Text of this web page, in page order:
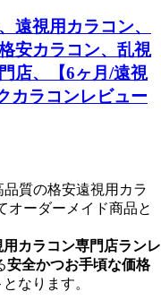
遠視用カラコン、
安カラコン、乱視
店、【6ヶ月/遠視
カラコンレビュー
品質の格安遠視用カラ
オーダーメイド商品と
カラコン専門店ランレ
安全かつお手頃な価格
となります。